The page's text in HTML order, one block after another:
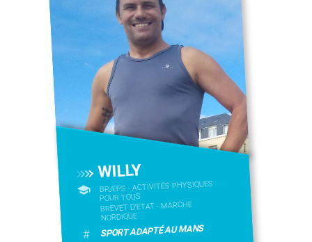
WILLY
BPJEPS - ACTIVITÉS PHYSIQUES
POUR TOUS
BREVET D'ETAT - MARCHE
NORDIQUE
# SPORT ADAPTÉ AU MANS